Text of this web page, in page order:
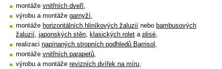
montáže vnitřních dveří,
výrobu a montáže garnyží,
montáže horizontálních hliníkových žaluzií nebo bambusových
žaluzií, japonských stěn, klasických rolet a plisé,
realizaci napínaných stropních podhledů Barrisol ,
montáže vnitřních parapetů,
výrobu a montáže revizních dvířek na míru,